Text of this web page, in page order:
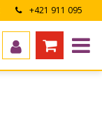
+421 911 095